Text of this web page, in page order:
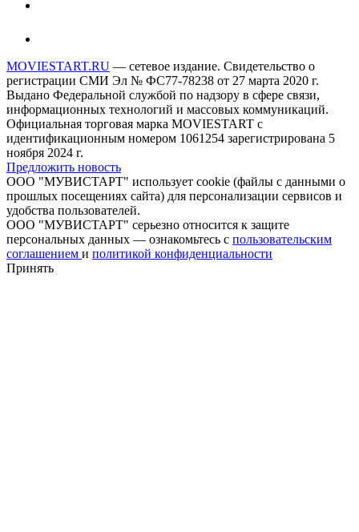
MOVIESTART.RU — сетевое издание. Свидетельство о
регистрации СМИ Эл № ФС77-78238 от 27 марта 2020 г.
Выдано Федеральной службой по надзору в сфере связи,
информационных технологий и массовых коммуникаций.
Официальная торговая марка MOVIESTART с
идентификационным номером 1061254 зарегистрирована 5
ноября 2024 г.
Предложить новость
ООО "МУВИСТАРТ" использует cookie (файлы с данными о
прошлых посещениях сайта) для персонализации сервисов и
удобства пользователей.
ООО "МУВИСТАРТ" серьезно относится к защите
персональных данных — ознакомьтесь с пользовательским
соглашением и политикой конфиденциальности
Принять